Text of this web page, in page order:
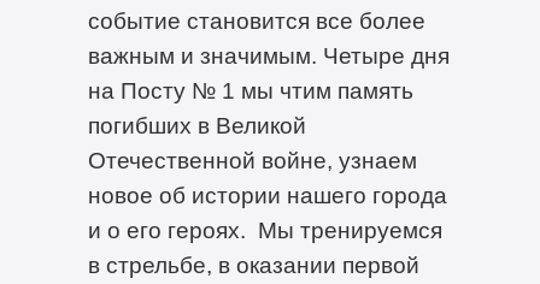
событие становится все более
важным и значимым. Четыре дня
на Посту № 1 мы чтим память
погибших в Великой
Отечественной войне, узнаем
новое об истории нашего города
и о его героях. Мы тренируемся
в стрельбе, в оказании первой